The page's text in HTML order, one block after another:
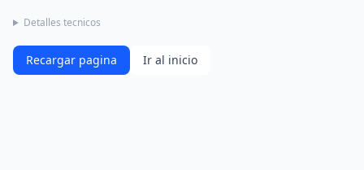
Detalles tecnicos
Recargar pagina Ir al inicio